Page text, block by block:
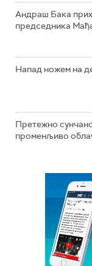
Андраш Бака
председника
Напад ножем на
Претежно
променљиво